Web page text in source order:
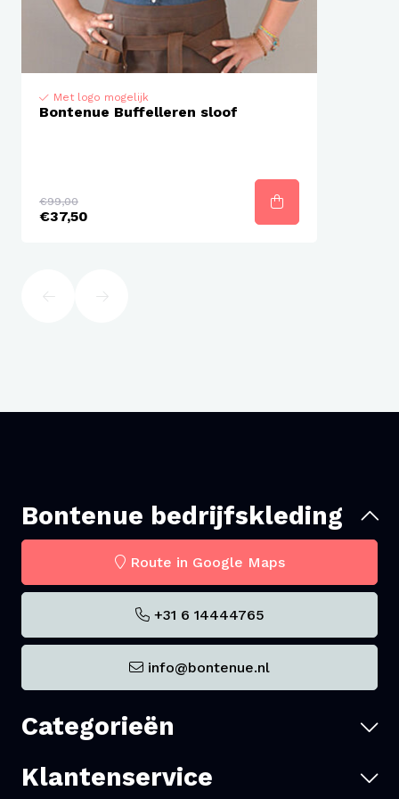
Met logo mogelijk
Bontenue Buffelleren sloof
€99,00
€37,50
Bontenue bedrijfskleding
Route in Google Maps
+31 6 14444765
info@bontenue.nl
Categorieën
Klantenservice